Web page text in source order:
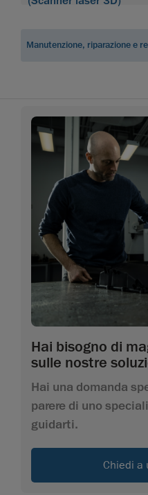
Manutenzione, riparazione e
Hai bisogno di
sulle nostre
Hai una domanda
parere di uno
guidarti.
Chiedi a